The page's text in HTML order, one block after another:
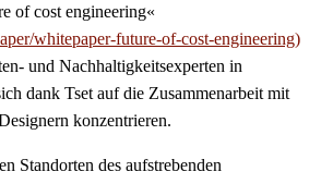
of cost engineering«
whitepaper-future-of-cost-engineering)
und Nachhaltigkeitsexperten in
dank Tset auf die Zusammenarbeit mit
konzentrieren.
Standorten des aufstrebenden